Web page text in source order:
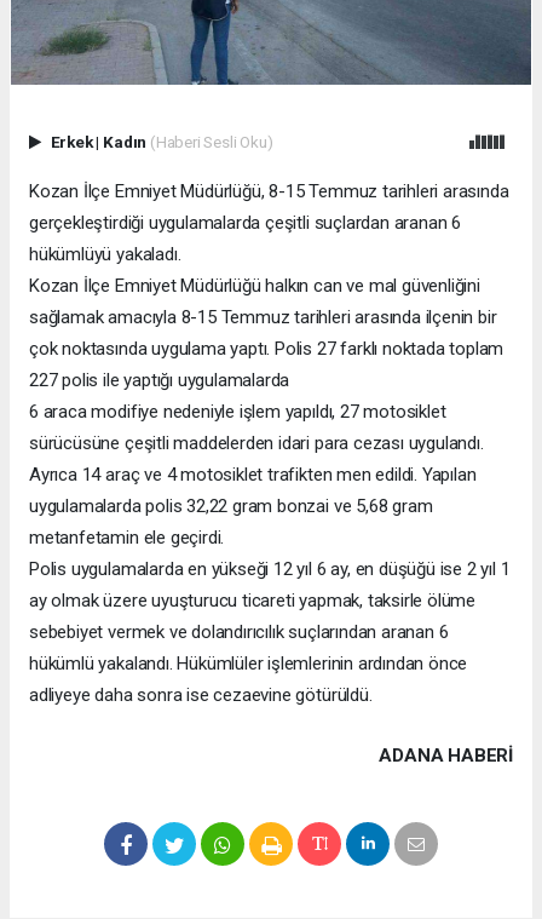
Erkek| Kadın (Haberi Sesli Oku)
Kozan İlçe Emniyet Müdürlüğü, 8-15 Temmuz tarihleri arasında
gerçekleştirdiği uygulamalarda çeşitli suçlardan aranan 6
hükümlüyü yakaladı.
Kozan İlçe Emniyet Müdürlüğü halkın can ve mal güvenliğini
sağlamak amacıyla 8-15 Temmuz tarihleri arasında ilçenin bir
çok noktasında uygulama yaptı. Polis 27 farklı noktada toplam
227 polis ile yaptığı uygulamalarda
6 araca modifiye nedeniyle işlem yapıldı, 27 motosiklet
sürücüsüne çeşitli maddelerden idari para cezası uygulandı.
Ayrıca 14 araç ve 4 motosiklet trafikten men edildi. Yapılan
uygulamalarda polis 32,22 gram bonzai ve 5,68 gram
metanfetamin ele geçirdi.
Polis uygulamalarda en yükseği 12 yıl 6 ay, en düşüğü ise 2 yıl 1
ay olmak üzere uyuşturucu ticareti yapmak, taksirle ölüme
sebebiyet vermek ve dolandırıcılık suçlarından aranan 6
hükümlü yakalandı. Hükümlüler işlemlerinin ardından önce
adliyeye daha sonra ise cezaevine götürüldü.
ADANA HABERİ